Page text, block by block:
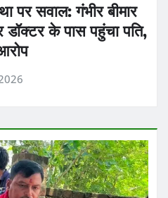
पर सवाल: गंभीर बीमार
डॉक्टर के पास पहुंचा पति,